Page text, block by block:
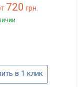
720 грн.
в 1 клик